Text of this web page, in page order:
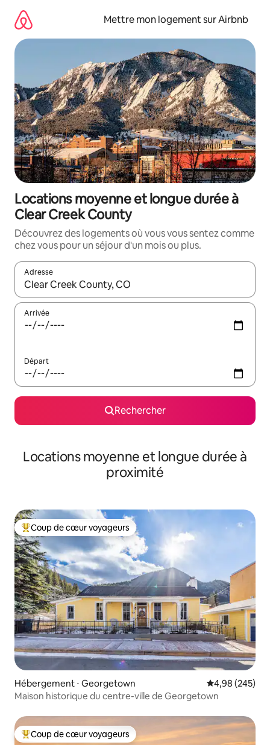
directement
contenu
Mettre mon logement sur Airbnb
Locations moyenne et longue durée à
Clear Creek County
Découvrez des logements où vous vous sentez comme
chez vous pour un séjour d'un mois ou plus.
Adresse
Lorsque les résultats s'affichent, utilisez les flèches vers le
Arrivée
Départ
Rechercher
Locations moyenne et longue durée à
proximité
Coups de cœur voyageurs les plus appréciés
Coup de cœur voyageurs
Hébergement ⋅ Georgetown Évaluation
4,98 (245)
Maison historique du centre-ville de Georgetown
Coups de cœur voyageurs les plus appréciés
Coup de cœur voyageurs